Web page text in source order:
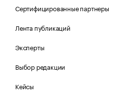
Сертифицированные партнеры
Лента публикаций
Эксперты
Выбор редакции
Кейсы